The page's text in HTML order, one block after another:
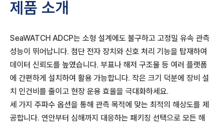
제품 소개
SeaWATCH ADCP는 소형 설계에도 불구하고 고정밀 유속 관측
성능이 뛰어납니다. 첨단 전자 장치와 신호 처리 기능을 탑재하여
데이터 신뢰도를 높였습니다. 부표나 해저 구조물 등 여러 플랫폼
에 간편하게 설치하여 활용 가능합니다. 작은 크기 덕분에 장비 설
치 인건비를 줄이고 현장 운용 효율을 극대화하세요.
세 가지 주파수 옵션을 통해 관측 목적에 맞는 최적의 해상도를 제
공합니다. 연안부터 심해까지 대응하는 패키징 선택으로 모든 해